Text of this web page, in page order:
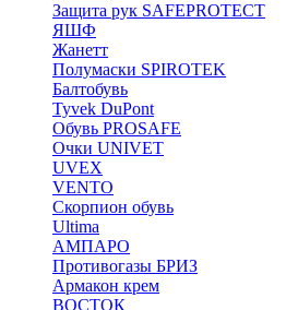
Защита рук SAFEPROTECT
ЯШФ
Жанетт
Полумаски SPIROTEK
Балтобувь
Tyvek DuPont
Обувь PROSAFE
Очки UNIVET
UVEX
VENTO
Скорпион обувь
Ultima
АМПАРО
Противогазы БРИЗ
Армакон крем
ВОСТОК